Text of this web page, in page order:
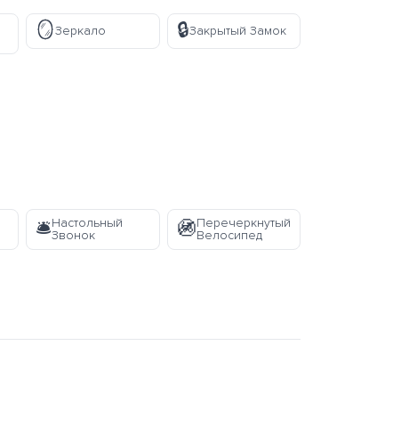
🪞Зеркало 🔒Закрытый Замок
🛎️Настольный
Звонок
🚳Перечеркнутый
Велосипед